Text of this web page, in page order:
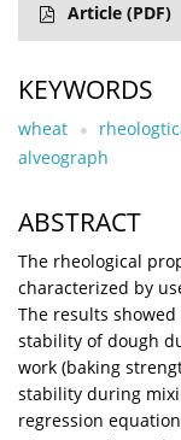
Article (PDF)
KEYWORDS
wheat
alveograph
ABSTRACT
The rheological
characterized by
The results
stability of dough
work (baking
stability during
regression